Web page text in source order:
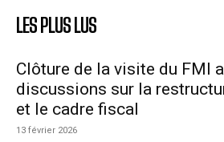
LES PLUS LUS
Clôture de la visite du FMI
discussions sur la
et le cadre fiscal
13 février 2026